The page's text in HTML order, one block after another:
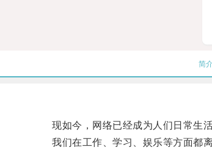
简
现如今，网络已经成为人们日常生活
我们在工作、学习、娱乐等方面都离